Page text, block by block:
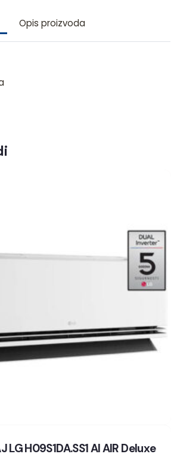
Opis proizvoda
LG H09S1DA.SS1 AI AIR Deluxe